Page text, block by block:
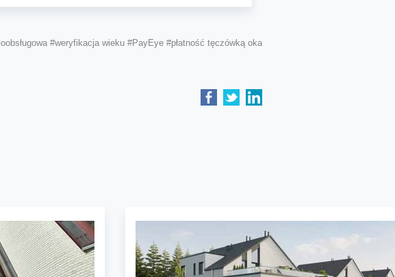
#weryfikacja wieku #PayEye #płatność tęczówką oka